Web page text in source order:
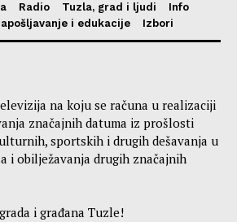
Radio Tuzla, grad i ljudi
Info
i edukacije Izbori
na koju se računa u realizaciji
značajnih datuma iz prošlosti
sportskih i drugih dešavanja u
i obilježavanja drugih značajnih
i građana Tuzle!